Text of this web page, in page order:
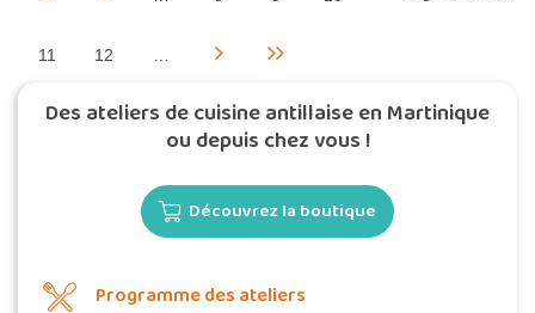
11 12
Des ateliers de cuisine antillaise en Martinique
ou depuis chez vous !
Découvrez la boutique
Programme des ateliers